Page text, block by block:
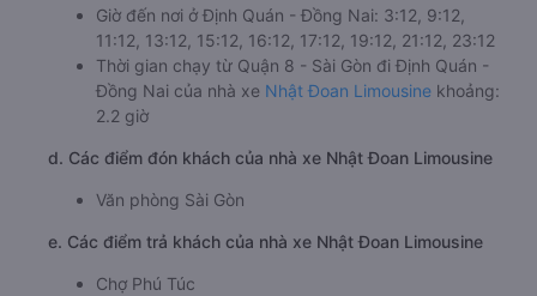
Giờ đến nơi ở Định Quán - Đồng Nai: 3:12, 9:12,
11:12, 13:12, 15:12, 16:12, 17:12, 19:12, 21:12, 23:12
Thời gian chạy từ Quận 8 - Sài Gòn đi Định Quán -
Đồng Nai của nhà xe Nhật Đoan Limousine khoảng:
2.2 giờ
d. Các điểm đón khách của nhà xe Nhật Đoan Limousine
Văn phòng Sài Gòn
e. Các điểm trả khách của nhà xe Nhật Đoan Limousine
Chợ Phú Túc